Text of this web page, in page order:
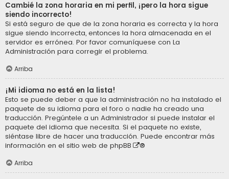
Cambié la zona horaria en mi perfil, ¡pero la hora sigue
siendo incorrecto!
Si está seguro de que de la zona horaria es correcta y la hora
sigue siendo incorrecta, entonces la hora almacenada en el
servidor es errónea. Por favor comuníquese con La
Administración para corregir el problema.
Arriba
¡Mi idioma no está en la lista!
Esto se puede deber a que la administración no ha instalado el
paquete de su idioma para el foro o nadie ha creado una
traducción. Pregúntele a un Administrador si puede instalar el
paquete del idioma que necesita. Si el paquete no existe,
siéntase libre de hacer una traducción. Puede encontrar más
información en el sitio web de phpBB ®
Arriba